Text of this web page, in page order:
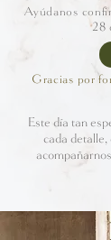
Ayúdanos
28
Gracias por
Este día tan
cada